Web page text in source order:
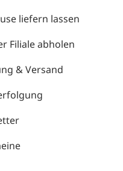
liefern lassen
Filiale abholen
& Versand